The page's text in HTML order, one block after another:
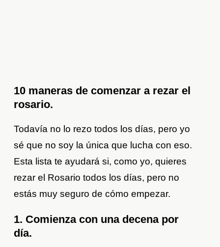
10 maneras de comenzar a rezar el
rosario.
Todavía no lo rezo todos los días, pero yo
sé que no soy la única que lucha con eso.
Esta lista te ayudará si, como yo, quieres
rezar el Rosario todos los días, pero no
estás muy seguro de cómo empezar.
1. Comienza con una decena por
día.